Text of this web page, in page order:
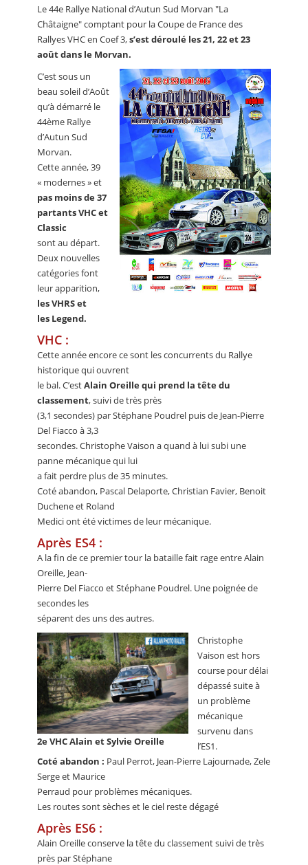
Le 44e Rallye National d’Autun Sud Morvan "La
Châtaigne" comptant pour la Coupe de France des
Rallyes VHC en Coef 3,s’est déroulé les 21, 22 et 23
août dans le Morvan.
C’est sous un
beau soleil d’Août
qu’à démarré le
44ème Rallye
d’Autun Sud
Morvan.
Cette année, 39
« modernes » et
pas moins de 37
partants VHC et
Classic
sont au départ.
Deux nouvelles
catégories font
leur apparition,
les VHRS et
les Legend.
VHC :
Cette année encore ce sont les concurrents du Rallye
historique qui ouvrent
le bal. C’estAlain Oreille qui prend la tête du
classement, suivi de très près
(3,1 secondes) par Stéphane Poudrel puis de Jean-Pierre
Del Fiacco à 3,3
secondes. Christophe Vaison a quand à lui subi une
panne mécanique qui lui
a fait perdre plus de 35 minutes.
Coté abandon, Pascal Delaporte, Christian Favier, Benoit
Duchene et Roland
Medici ont été victimes de leur mécanique.
Après ES4 :
A la fin de ce premier tour la bataille fait rage entre Alain
Oreille, Jean-
Pierre Del Fiacco et Stéphane Poudrel. Une poignée de
secondes les
séparent des uns des autres.
2e VHC Alain et Sylvie Oreille
Christophe
Vaison est hors
course pour délai
dépassé suite à
un problème
mécanique
survenu dans
l’ES1.
Coté abandon : Paul Perrot, Jean-Pierre Lajournade, Zele
Serge et Maurice
Perraud pour problèmes mécaniques.
Les routes sont sèches et le ciel reste dégagé
Après ES6 :
Alain Oreille conserve la tête du classement suivi de très
près par Stéphane